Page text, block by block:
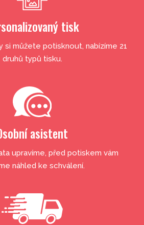
tisk
si můžete potisknout, nabízíme 21
druhů typů tisku.
asistent
upravíme, před potiskem vám
náhled ke schválení.